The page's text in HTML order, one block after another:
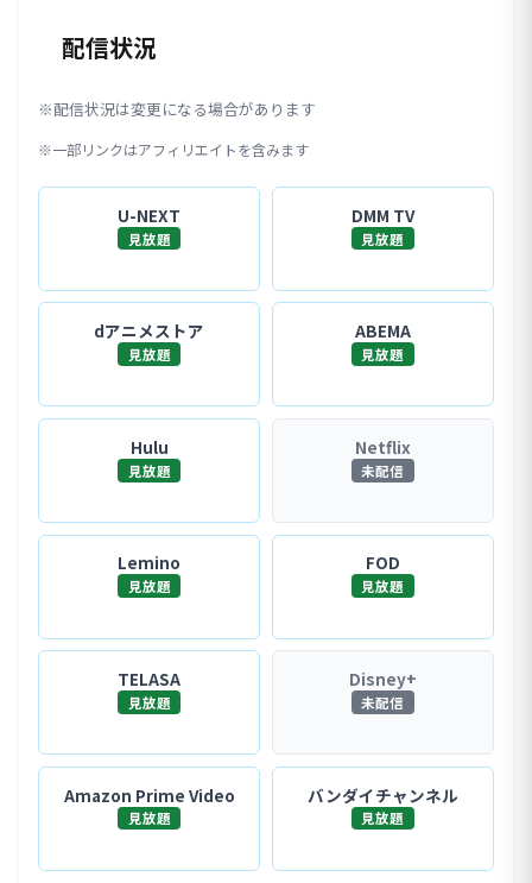
配信状況
※配信状況は変更になる場合があります
※一部リンクはアフィリエイトを含みます
U-NEXT
見放題
DMM TV
見放題
dアニメストア
見放題
ABEMA
見放題
Hulu
見放題
Netflix
未配信
Lemino
見放題
FOD
見放題
TELASA
見放題
Disney+
未配信
Amazon Prime Video
見放題
バンダイチャンネル
見放題